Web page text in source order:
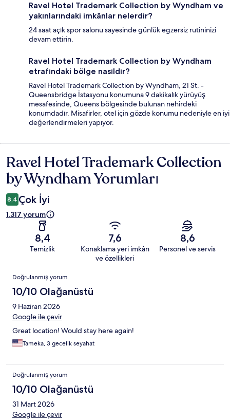
Ravel Hotel Trademark Collection by Wyndham ve
yakınlarındaki imkânlar nelerdir?
24 saat açık spor salonu sayesinde günlük egzersiz rutininizi
devam ettirin.
Ravel Hotel Trademark Collection by Wyndham
etrafındaki bölge nasıldır?
Ravel Hotel Trademark Collection by Wyndham, 21 St. -
Queensbridge İstasyonu konumuna 9 dakikalık yürüyüş
mesafesinde, Queens bölgesinde bulunan nehirdeki
konumdadır. Misafirler, otel için gözde konumu nedeniyle en iyi
değerlendirmeleri yapıyor.
Yorumlar
Ravel Hotel Trademark Collection
by Wyndham Yorumları
8,4 Çok İyi
1.317 yorum
8,4
Temizlik
7,6
Konaklama yeri imkân
ve özellikleri
8,6
Personel ve servis
Yorumlar
Doğrulanmış yorum
10/10 Olağanüstü
9 Haziran 2026
Google ile çevir
Great location! Would stay here again!
Tameka, 3 gecelik seyahat
Doğrulanmış yorum
10/10 Olağanüstü
31 Mart 2026
Google ile çevir